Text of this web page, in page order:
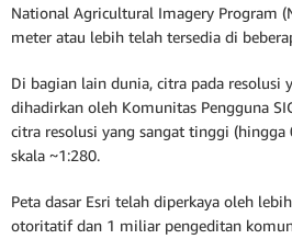
National Agricultural Imagery Program
meter atau lebih telah tersedia di
Di bagian lain dunia, citra pada resolusi
dihadirkan oleh Komunitas Pengguna
citra resolusi yang sangat tinggi (hingga
skala ~1:280.
Peta dasar Esri telah diperkaya oleh
otoritatif dan 1 miliar pengeditan